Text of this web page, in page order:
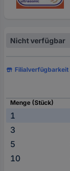
Nicht verfügbar
Filialverfügbarkeit
Menge (Stück)
1
3
5
10